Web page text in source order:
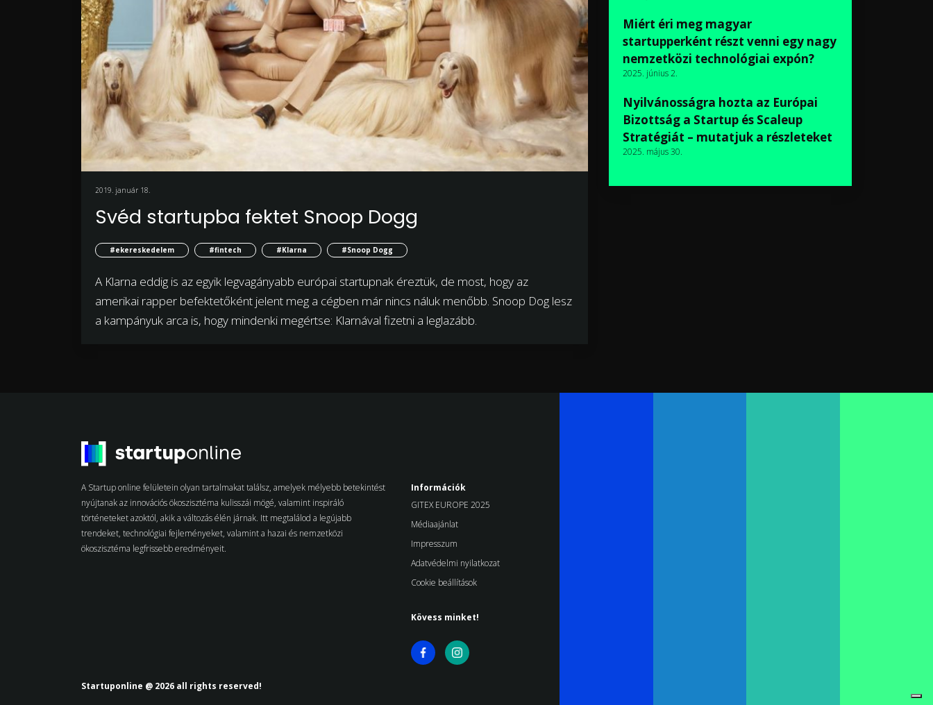
2019. január 18.
Svéd startupba fektet Snoop Dogg
#ekereskedelem #fintech #Klarna #Snoop Dogg
A Klarna eddig is az egyik legvagányabb európai startupnak éreztük, de most, hogy az
amerikai rapper befektetőként jelent meg a cégben már nincs náluk menőbb. Snoop Dog lesz
a kampányuk arca is, hogy mindenki megértse: Klarnával fizetni a leglazább.
Miért éri meg magyar
startupperként részt venni egy nagy
nemzetközi technológiai expón?
2025. június 2.
Nyilvánosságra hozta az Európai
Bizottság a Startup és Scaleup
Stratégiát – mutatjuk a részleteket
2025. május 30.
A Startup online felületein olyan tartalmakat találsz, amelyek mélyebb betekintést
nyújtanak az innovációs ökoszisztéma kulisszái mögé, valamint inspiráló
történeteket azoktól, akik a változás élén járnak. Itt megtalálod a legújabb
trendeket, technológiai fejleményeket, valamint a hazai és nemzetközi
ökoszisztéma legfrissebb eredményeit.
Információk
GITEX EUROPE 2025
Médiaajánlat
Impresszum
Adatvédelmi nyilatkozat
Cookie beállítások
Kövess minket!
Startuponline @ 2026 all rights reserved!